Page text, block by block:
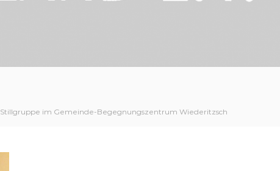
Stillgruppe im Gemeinde-Begegnungszentrum Wiederitzsch